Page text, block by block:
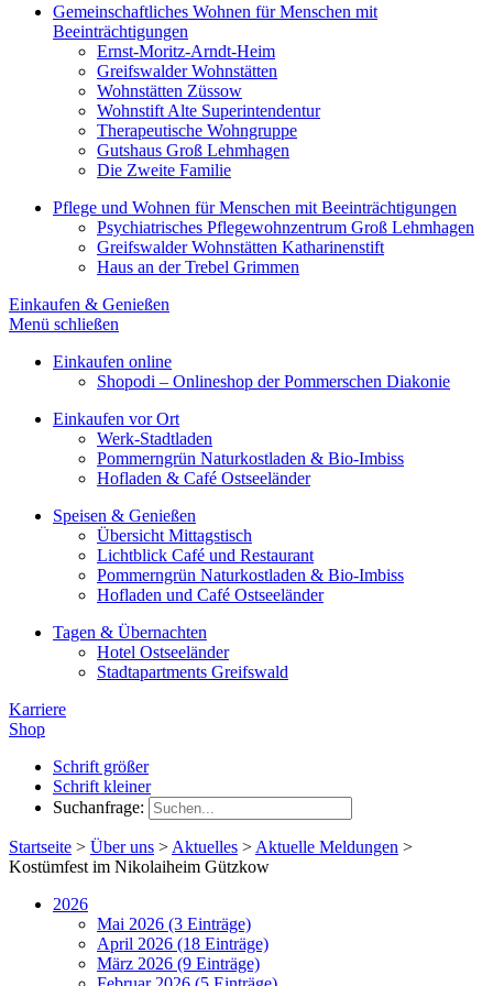
Gemeinschaftliches Wohnen für Menschen mit
Beeinträchtigungen
Ernst-Moritz-Arndt-Heim
Greifswalder Wohnstätten
Wohnstätten Züssow
Wohnstift Alte Superintendentur
Therapeutische Wohngruppe
Gutshaus Groß Lehmhagen
Die Zweite Familie
Pflege und Wohnen für Menschen mit Beeinträchtigungen
Psychiatrisches Pflegewohnzentrum Groß Lehmhagen
Greifswalder Wohnstätten Katharinenstift
Haus an der Trebel Grimmen
Einkaufen & Genießen
Menü schließen
Einkaufen online
Shopodi – Onlineshop der Pommerschen Diakonie
Einkaufen vor Ort
Werk-Stadtladen
Pommerngrün Naturkostladen & Bio-Imbiss
Hofladen & Café Ostseeländer
Speisen & Genießen
Übersicht Mittagstisch
Lichtblick Café und Restaurant
Pommerngrün Naturkostladen & Bio-Imbiss
Hofladen und Café Ostseeländer
Tagen & Übernachten
Hotel Ostseeländer
Stadtapartments Greifswald
Karriere
Shop
Schrift größer
Schrift kleiner
Suchanfrage:
Startseite > Über uns > Aktuelles > Aktuelle Meldungen >
Kostümfest im Nikolaiheim Gützkow
2026
Mai 2026 (3 Einträge)
April 2026 (18 Einträge)
März 2026 (9 Einträge)